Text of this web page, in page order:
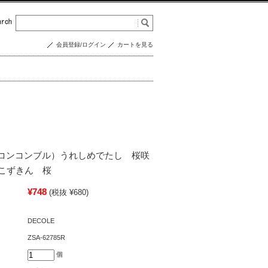
会員登録/ログイン カートを見る
ンコンブル）うれしめでたし 桜咲
ずきん 桜
¥748 (税抜 ¥680)
DECOLE
ZSA-62785R
個